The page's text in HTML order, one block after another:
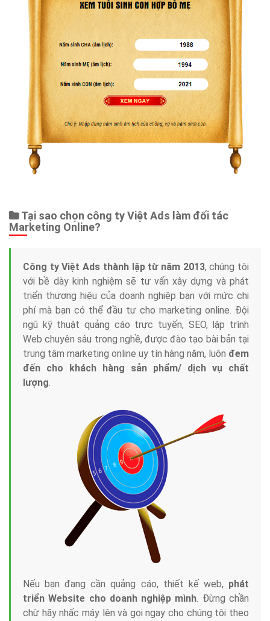
Tại sao chọn công ty Việt Ads làm đối tác
Marketing Online?
Công ty Việt Ads thành lập từ năm 2013, chúng tôi
với bề dày kinh nghiệm sẽ tư vấn xây dựng và phát
triển thương hiệu của doanh nghiệp bạn với mức chi
phí mà bạn có thể đầu tư cho marketing online. Đội
ngũ kỹ thuật quảng cáo trực tuyến, SEO, lập trình
Web chuyên sâu trong nghề, được đào tạo bài bản tại
trung tâm marketing online uy tín hàng năm, luôn đem
đến cho khách hàng sản phẩm/ dịch vụ chất
lượng.
Nếu bạn đang cần quảng cáo, thiết kế web, phát
triển Website cho doanh nghiệp mình. Đừng chần
chừ hãy nhấc máy lên và gọi ngay cho chúng tôi theo